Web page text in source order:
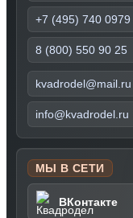
+7 (495) 740 0979
8 (800) 550 90 25
kvadrodel@mail.ru
info@kvadrodel.ru
МЫ В СЕТИ
ВКонтакте